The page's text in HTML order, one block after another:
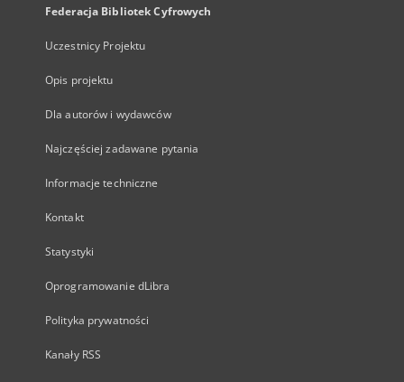
Federacja Bibliotek Cyfrowych
Uczestnicy Projektu
Opis projektu
Dla autorów i wydawców
Najczęściej zadawane pytania
Informacje techniczne
Kontakt
Statystyki
Oprogramowanie dLibra
Polityka prywatności
Kanały RSS